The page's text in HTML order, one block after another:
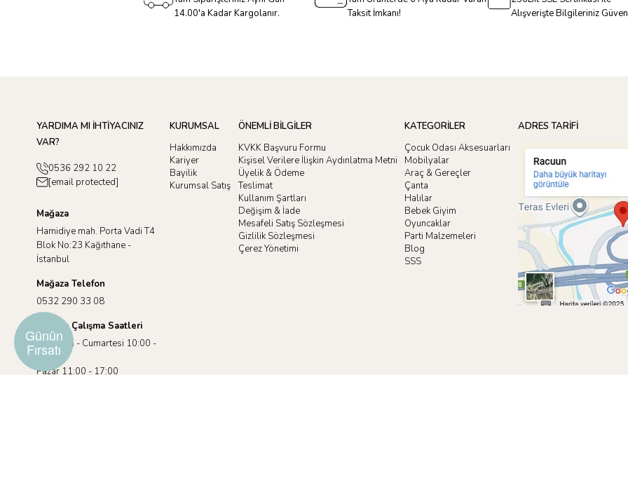
14.00'a Kadar Kargolanır.
Taksit İmkanı!
Alışverişte Bilgileriniz
YARDIMA MI İHTİYACINIZ
VAR?
0536 292 10 22
[email protected]
Mağaza
Hamidiye mah. Porta Vadi T4
Blok No:23 Kağıthane -
İstanbul
Mağaza Telefon
0532 290 33 08
Mağaza Çalışma Saatleri
Pazartesi - Cumartesi 10:00 -
19:00
Pazar 11:00 - 17:00
KURUMSAL
Hakkımızda
Kariyer
Bayilik
Kurumsal Satış
ÖNEMLİ BİLGİLER
KVKK Başvuru Formu
Kişisel Verilere İlişkin Aydınlatma Metni
Üyelik & Ödeme
Teslimat
Kullanım Şartları
Değişim & İade
Mesafeli Satış Sözleşmesi
Gizlilik Sözleşmesi
Çerez Yönetimi
KATEGORİLER
Çocuk Odası Aksesuarları
Mobilyalar
Araç & Gereçler
Çanta
Halılar
Bebek Giyim
Oyuncaklar
Parti Malzemeleri
Blog
SSS
ADRES TARİFİ
Günün
Fırsatı